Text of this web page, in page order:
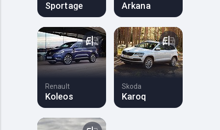
Sportage Arkana
Renault
Koleos
Skoda
Karoq